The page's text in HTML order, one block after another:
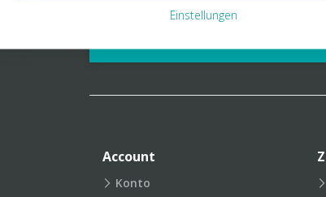
Verpackungslexikon
Account
Konto
Einstellungen